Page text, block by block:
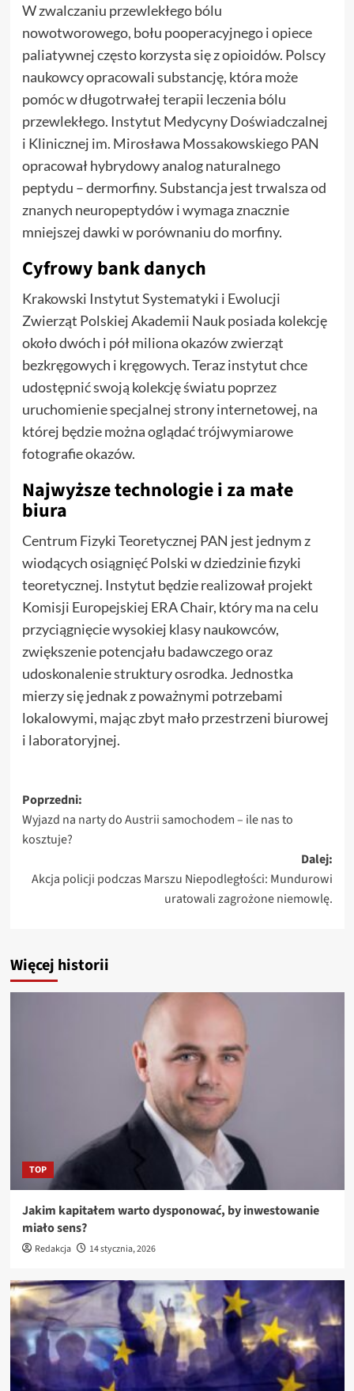
W zwalczaniu przewlekłego bólu
nowotworowego, bołu pooperacyjnego i opiece
paliatywnej często korzysta się z opioidów. Polscy
naukowcy opracowali substancję, która może
pomóc w długotrwałej terapii leczenia bólu
przewlekłego. Instytut Medycyny Doświadczalnej
i Klinicznej im. Mirosława Mossakowskiego PAN
opracował hybrydowy analog naturalnego
peptydu – dermorfiny. Substancja jest trwalsza od
znanych neuropeptydów i wymaga znacznie
mniejszej dawki w porównaniu do morfiny.
Cyfrowy bank danych
Krakowski Instytut Systematyki i Ewolucji
Zwierząt Polskiej Akademii Nauk posiada kolekcję
około dwóch i pół miliona okazów zwierząt
bezkręgowych i kręgowych. Teraz instytut chce
udostępnić swoją kolekcję światu poprzez
uruchomienie specjalnej strony internetowej, na
której będzie można oglądać trójwymiarowe
fotografie okazów.
Najwyższe technologie i za małe
biura
Centrum Fizyki Teoretycznej PAN jest jednym z
wiodących osiągnięć Polski w dziedzinie fizyki
teoretycznej. Instytut będzie realizował projekt
Komisji Europejskiej ERA Chair, który ma na celu
przyciągnięcie wysokiej klasy naukowców,
zwiększenie potencjału badawczego oraz
udoskonalenie struktury osrodka. Jednostka
mierzy się jednak z poważnymi potrzebami
lokalowymi, mając zbyt mało przestrzeni biurowej
i laboratoryjnej.
Zobacz
wpisy
Poprzedni:
Wyjazd na narty do Austrii samochodem – ile nas to
kosztuje?
Dalej:
Akcja policji podczas Marszu Niepodległości: Mundurowi
uratowali zagrożone niemowlę.
Więcej historii
TOP
Jakim kapitałem warto dysponować, by inwestowanie
miało sens?
Redakcja 14 stycznia, 2026